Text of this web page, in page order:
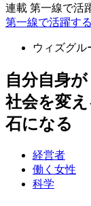
連載 第一線で活
第一線で活躍す
ウィズグル
自分自身が
社会を変え
石になる
経営者
働く女性
科学